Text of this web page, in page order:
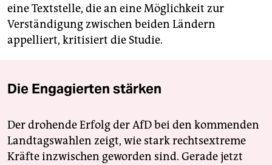
eine Textstelle, die an eine Möglichkeit zur
Verständigung zwischen beiden Ländern
appelliert, kritisiert die Studie.
Die Engagierten stärken
Der drohende Erfolg der AfD bei den kommenden
Landtagswahlen zeigt, wie stark rechtsextreme
Kräfte inzwischen geworden sind. Gerade jetzt